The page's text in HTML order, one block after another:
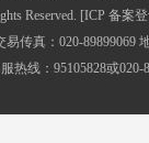
Reserved. [ICP 备案
易传真：020-
热线：95105828或020-